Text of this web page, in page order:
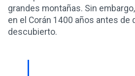
grandes montañas. Sin
en el Corán 1400 años antes de
descubierto.